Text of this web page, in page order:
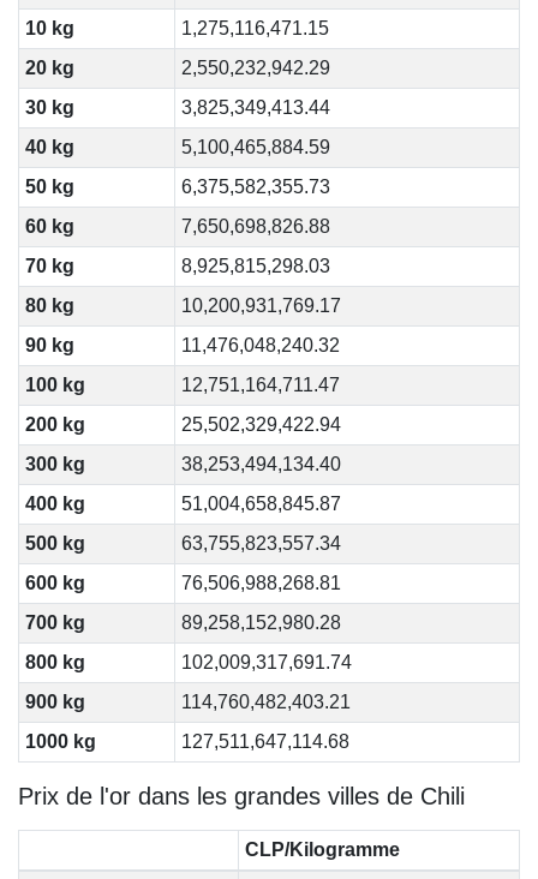
10 kg
1,275,116,471.15
20 kg
2,550,232,942.29
30 kg
3,825,349,413.44
40 kg
5,100,465,884.59
50 kg
6,375,582,355.73
60 kg
7,650,698,826.88
70 kg
8,925,815,298.03
80 kg
10,200,931,769.17
90 kg
11,476,048,240.32
100 kg
12,751,164,711.47
200 kg
25,502,329,422.94
300 kg
38,253,494,134.40
400 kg
51,004,658,845.87
500 kg
63,755,823,557.34
600 kg
76,506,988,268.81
700 kg
89,258,152,980.28
800 kg
102,009,317,691.74
900 kg
114,760,482,403.21
1000 kg
127,511,647,114.68
Prix de l'or dans les grandes villes de Chili
CLP/Kilogramme